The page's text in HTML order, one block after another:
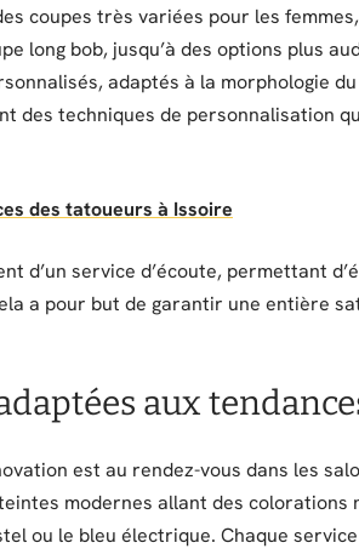
coupes très variées pour les
long bob, jusqu’à des options plus
adaptés à la morphologie
des techniques de personnalisation
des tatoueurs à Issoire
d’un service d’écoute, permettant
a pour but de garantir une entière
aux
est au rendez-vous dans les
modernes allant des colorations
ou le bleu électrique. Chaque